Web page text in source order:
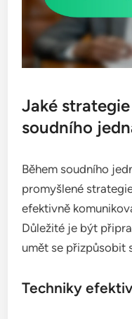
Jaké
soudního
Během soudního
promyšlené
efektivně
Důležité je být
umět se přizpůsobit
Techniky